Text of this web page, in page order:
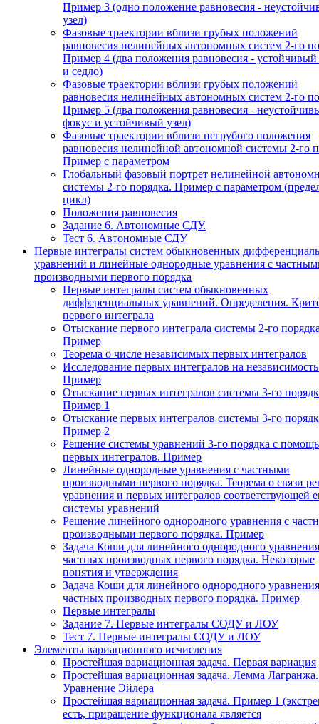
Пример 3 (одно положение равновесия -
узел)
Фазовые траектории вблизи грубых положений
равновесия нелинейных автономных систем 2-го
Пример 4 (два положения равновесия -
и седло)
Фазовые траектории вблизи грубых положений
равновесия нелинейных автономных систем 2-го
Пример 5 (два положения равновесия -
фокус и устойчивый узел)
Фазовые траектории вблизи негрубого положения
равновесия нелинейной автономной системы 2-го
Пример с параметром
Глобальный фазовый портрет нелинейной
системы 2-го порядка. Пример с параметром
цикл)
Положения равновесия
Задание 6. Автономные СДУ.
Тест 6. Автономные СДУ
Первые интегралы систем обыкновенных
уравнений и линейные однородные уравнения с
производными первого порядка
Первые интегралы систем обыкновенных
дифференциальных уравнений. Определения.
первого интеграла
Отыскание первого интеграла системы 2-го
Пример
Теорема о числе независимых первых интегралов
Исследование первых интегралов на
Пример
Отыскание первых интегралов системы 3-го
Пример 1
Отыскание первых интегралов системы 3-го
Пример 2
Решение системы уравнений 3-го порядка с
первых интегралов. Пример
Линейные однородные уравнения с частными
производными первого порядка. Теорема о связи
уравнения и первых интегралов соответствующей
системы уравнений
Решение линейного однородного уравнения с
производными первого порядка. Пример
Задача Коши для линейного однородного
частных производных первого порядка. Некоторые
понятия и утверждения
Задача Коши для линейного однородного
частных производных первого порядка. Пример
Первые интегралы
Задание 7. Первые интегралы СОДУ и ЛОУ
Тест 7. Первые интегралы СОДУ и ЛОУ
Элементы вариационного исчисления
Простейшая вариационная задача. Первая вариация
Простейшая вариационная задача. Лемма Лагранжа.
Уравнение Эйлера
Простейшая вариационная задача. Пример 1
есть, приращение функционала является